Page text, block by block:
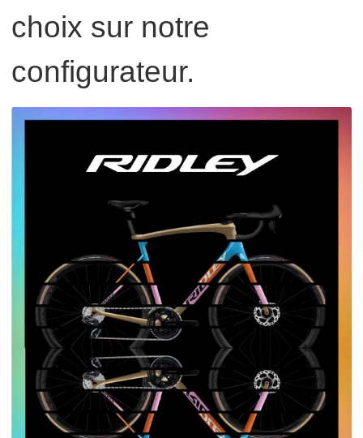
choix sur notre
configurateur.